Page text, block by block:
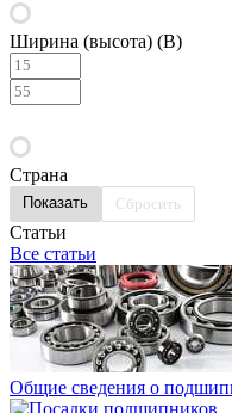
Ширина (высота) (B)
Страна
Сбросить
Статьи
Все статьи
Общие сведения о